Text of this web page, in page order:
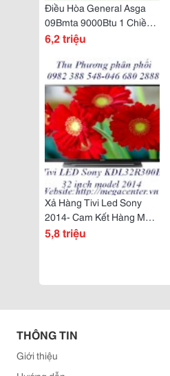
Điều Hòa General Asga
09Bmta 9000Btu 1 Chiều
Hàng Nhập Khẩu Thái Lan
6,2 triệu
Xả Hàng Tivi Led Sony
2014- Cam Kết Hàng Mới
Nguyên Đai Nguyên Kiện
5,8 triệu
THÔNG TIN
Giới thiệu